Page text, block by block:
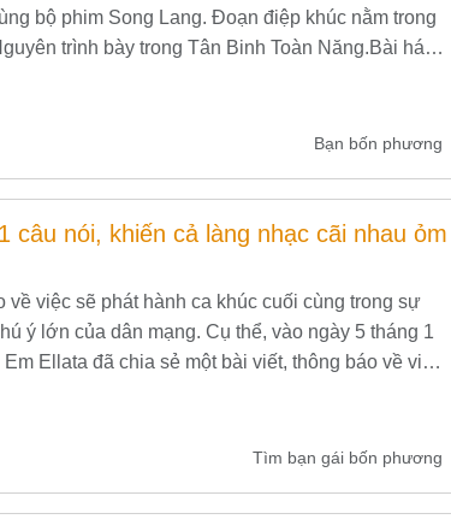
bộ phim Song Lang. Đoạn điệp khúc nằm trong
trình bày trong Tân Binh Toàn Năng.Bài hát
Bạn bốn phương
câu nói, khiến cả làng nhạc cãi nhau ỏm
việc sẽ phát hành ca khúc cuối cùng trong sự
ý lớn của dân mạng. Cụ thể, vào ngày 5 tháng 1
Ellata đã chia sẻ một bài viết, thông báo về việc
Tìm bạn gái bốn phương